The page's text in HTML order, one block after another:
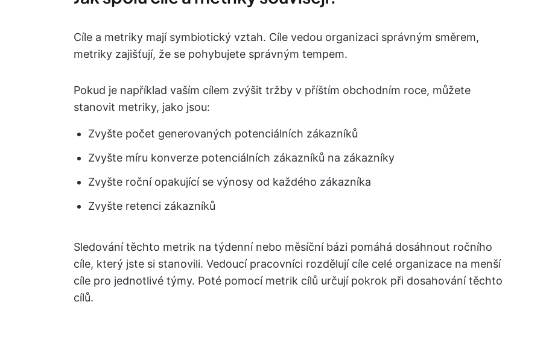
Cíle a metriky mají symbiotický vztah. Cíle vedou organizaci správným směrem,
metriky zajišťují, že se pohybujete správným tempem.
Pokud je například vaším cílem zvýšit tržby v příštím obchodním roce, můžete
stanovit metriky, jako jsou:
Zvyšte počet generovaných potenciálních zákazníků
Zvyšte míru konverze potenciálních zákazníků na zákazníky
Zvyšte roční opakující se výnosy od každého zákazníka
Zvyšte retenci zákazníků
Sledování těchto metrik na týdenní nebo měsíční bázi pomáhá dosáhnout ročního
cíle, který jste si stanovili. Vedoucí pracovníci rozdělují cíle celé organizace na menší
cíle pro jednotlivé týmy. Poté pomocí metrik cílů určují pokrok při dosahování těchto
cílů.